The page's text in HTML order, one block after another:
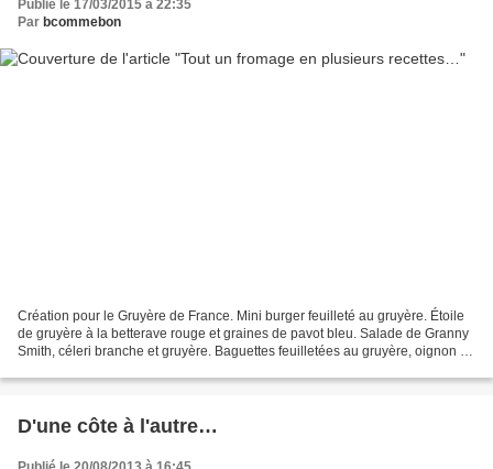
Publié le 17/03/2015 à 22:35
Par bcommebon
Création pour le Gruyère de France. Mini burger feuilleté au gruyère. Étoile
de gruyère à la betterave rouge et graines de pavot bleu. Salade de Granny
Smith, céleri branche et gruyère. Baguettes feuilletées au gruyère, oignon et
D'une côte à l'autre…